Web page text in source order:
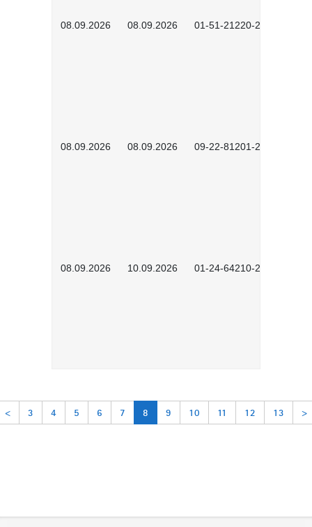
08.09.2026 08.09.2026 01-51-21220-2601
08.09.2026 08.09.2026 09-22-81201-2608
08.09.2026 10.09.2026 01-24-64210-2602
< 3 4 5 6 7 8 9 10 11 12 13 >